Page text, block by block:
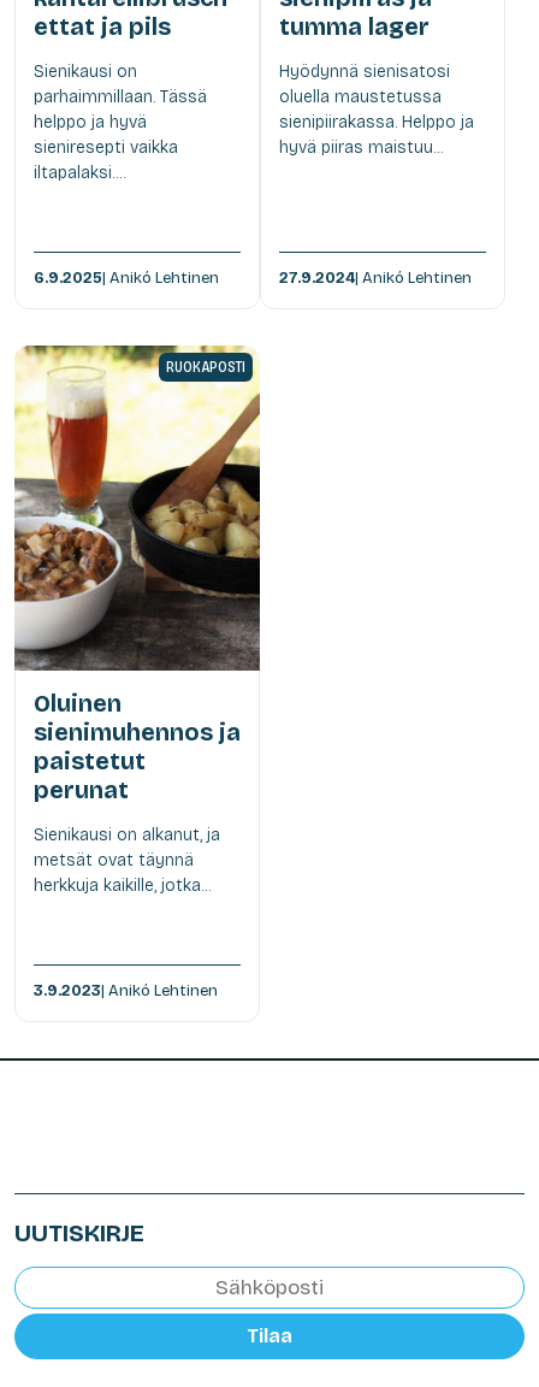
ettat ja pils
Sienikausi on
parhaimmillaan. Tässä
helppo ja hyvä
sieniresepti vaikka
iltapalaksi....
6.9.2025| Anikó Lehtinen
tumma lager
Hyödynnä sienisatosi
oluella maustetussa
sienipiirakassa. Helppo ja
hyvä piiras maistuu...
27.9.2024| Anikó Lehtinen
RUOKAPOSTI
Oluinen
sienimuhennos ja
paistetut
perunat
Sienikausi on alkanut, ja
metsät ovat täynnä
herkkuja kaikille, jotka...
3.9.2023| Anikó Lehtinen
UUTISKIRJE
Tilaa